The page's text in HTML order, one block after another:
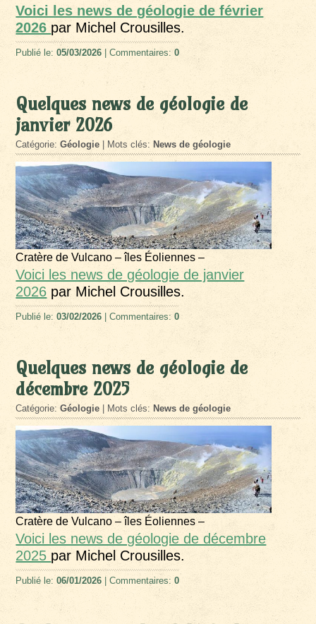
Voici les news de géologie de février
2026 par Michel Crousilles.
Publié le:05/03/2026 | Commentaires:0
Quelques news de géologie de
janvier 2026
Catégorie:Géologie | Mots clés:News de géologie
Cratère de Vulcano – îles Éoliennes –
Voici les news de géologie de janvier
2026 par Michel Crousilles.
Publié le:03/02/2026 | Commentaires:0
Quelques news de géologie de
décembre 2025
Catégorie:Géologie | Mots clés: News de géologie
Cratère de Vulcano – îles Éoliennes –
Voici les news de géologie de décembre
2025 par Michel Crousilles.
Publié le:06/01/2026 | Commentaires:0